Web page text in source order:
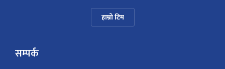
हाम्रो टिम
सम्पर्क